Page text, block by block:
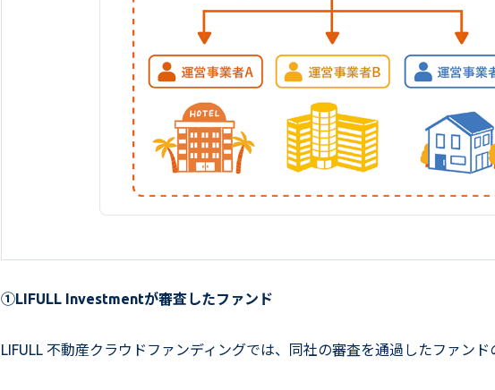
①LIFULL Investmentが審査したファンド
LIFULL 不動産クラウドファンディングでは、同社の審査を通過したファンド